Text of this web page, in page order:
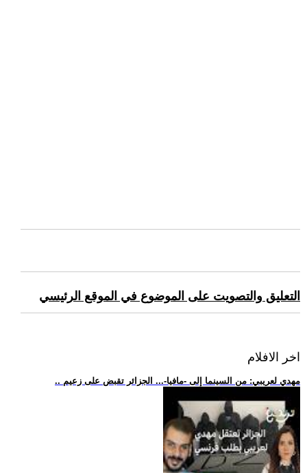
التعليق والتصويت على الموضوع في الموقع الرئيسي
اخر الافلام
.. مهدي لعريبي: من السينما إلى -مافيا-... الجزائر تقبض على زعيم